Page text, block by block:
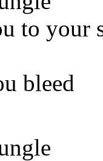
to your
bleed